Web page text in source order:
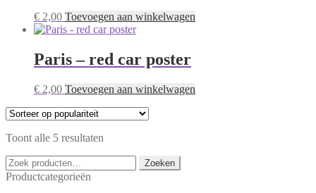
€ 2,00 Toevoegen aan winkelwagen
Paris – red car poster
€ 2,00 Toevoegen aan winkelwagen
Toont alle 5 resultaten
populariteit
Zoeken
naar:
Zoeken
Productcategorieën